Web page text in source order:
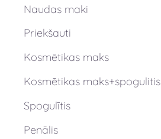
Naudas maki
Priekšauti
Kosmētikas maks
Kosmētikas maks+spogulitis
Spogulītis
Penālis